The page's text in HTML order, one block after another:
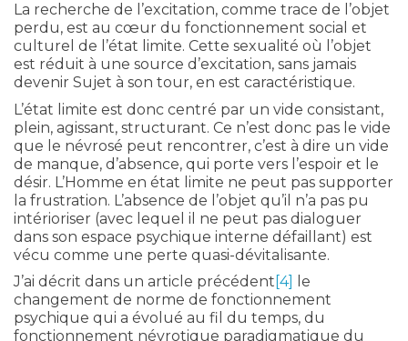
La recherche de l’excitation, comme trace de l’objet
perdu, est au cœur du fonctionnement social et
culturel de l’état limite. Cette sexualité où l’objet
est réduit à une source d’excitation, sans jamais
devenir Sujet à son tour, en est caractéristique.
L’état limite est donc centré par un vide consistant,
plein, agissant, structurant. Ce n’est donc pas le vide
que le névrosé peut rencontrer, c’est à dire un vide
de manque, d’absence, qui porte vers l’espoir et le
désir. L’Homme en état limite ne peut pas supporter
la frustration. L’absence de l’objet qu’il n’a pas pu
intérioriser (avec lequel il ne peut pas dialoguer
dans son espace psychique interne défaillant) est
vécu comme une perte quasi-dévitalisante.
J’ai décrit dans un article précédent [4]
le
changement de norme de fonctionnement
psychique qui a évolué au fil du temps, du
fonctionnement névrotique paradigmatique du